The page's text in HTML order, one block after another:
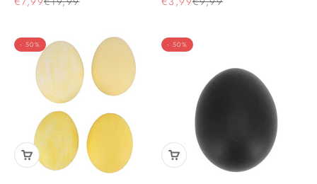
- 50% - 50%